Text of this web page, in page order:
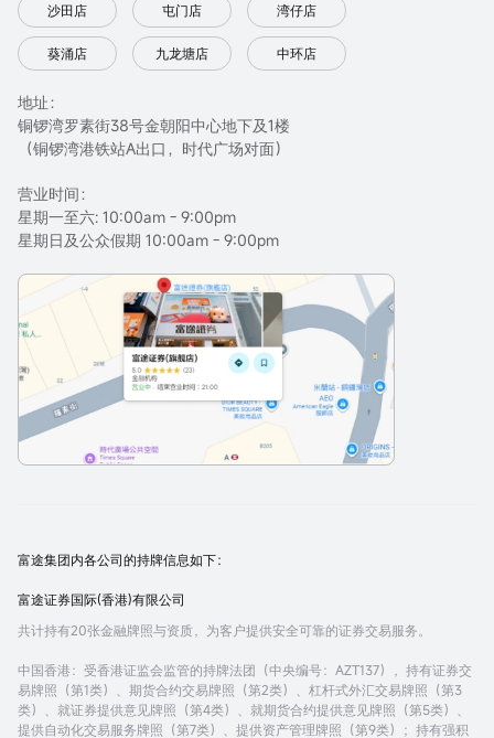
沙田店 屯门店 湾仔店
葵涌店 九龙塘店 中环店
地址：
铜锣湾罗素街38号金朝阳中心地下及1楼
（铜锣湾港铁站A出口，时代广场对面）
营业时间：
星期一至六: 10:00am - 9:00pm
星期日及公众假期 10:00am - 9:00pm
富途集团内各公司的持牌信息如下：
富途证券国际(香港)有限公司
共计持有20张金融牌照与资质，为客户提供安全可靠的证券交易服务。
中国香港：受香港证监会监管的持牌法团（中央编号：AZT137），持有证券交
易牌照（第1类）、期货合约交易牌照（第2类）、杠杆式外汇交易牌照（第3
类）、就证券提供意见牌照（第4类）、就期货合约提供意见牌照（第5类）、
提供自动化交易服务牌照（第7类）、提供资产管理牌照（第9类）；持有强积